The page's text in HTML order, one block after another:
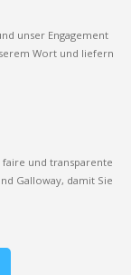
unser Engagement
Wort und liefern
und transparente
Galloway, damit Sie